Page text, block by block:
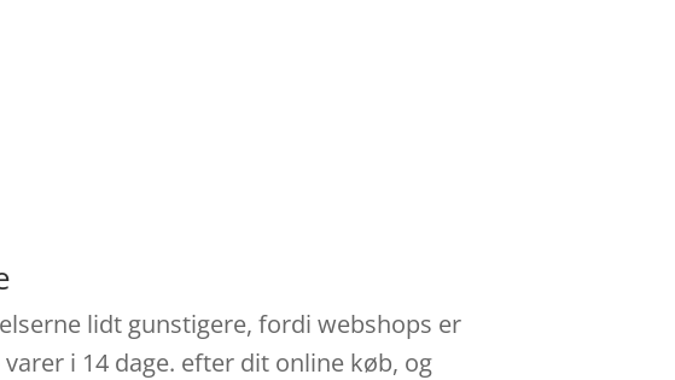
lidt gunstigere, fordi webshops er
i 14 dage. efter dit online køb, og